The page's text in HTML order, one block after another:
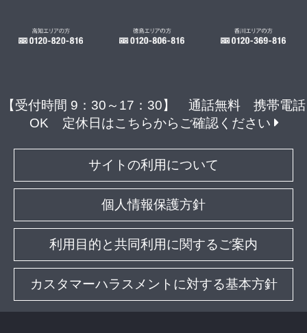
【受付時間 9：30～17：30】 通話無料 携帯電話
OK
定休日はこちらからご確認ください
サイトの利用について
個人情報保護方針
利用目的と共同利用に関するご案内
カスタマーハラスメントに対する基本方針